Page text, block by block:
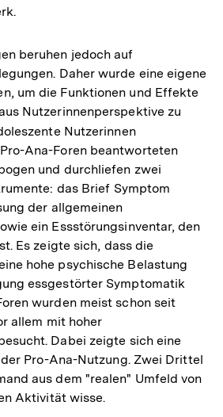
beruhen jedoch auf
Daher wurde eine eigene
um die Funktionen und Effekte
Nutzerinnenperspektive zu
Nutzerinnen
Ana-Foren beantworteten
und durchliefen zwei
das Brief Symptom
der allgemeinen
ein Essstörungsinventar, den
Es zeigte sich, dass die
hohe psychische Belastung
essgestörter Symptomatik
wurden meist schon seit
allem mit hoher
Dabei zeigte sich eine
Pro-Ana-Nutzung. Zwei Drittel
aus dem "realen" Umfeld von
Aktivität wisse.